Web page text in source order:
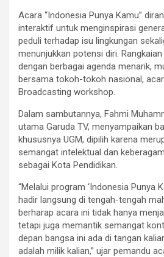
Acara “Indonesia Punya Kamu”
interaktif untuk menginspirasi
peduli terhadap isu lingkungan
menunjukkan potensi diri.
dengan berbagai agenda menarik,
bersama tokoh-tokoh nasional,
Broadcasting workshop.
Dalam sambutannya, Fahmi
utama Garuda TV, menyampaikan
khususnya UGM, dipilih karena
semangat intelektual dan
sebagai Kota Pendidikan.
“Melalui program ‘Indonesia Punya
hadir langsung di tengah-tengah
berharap acara ini tidak hanya
tetapi juga memantik semangat
depan bangsa ini ada di tangan
adalah milik kalian,” ujar pemandu